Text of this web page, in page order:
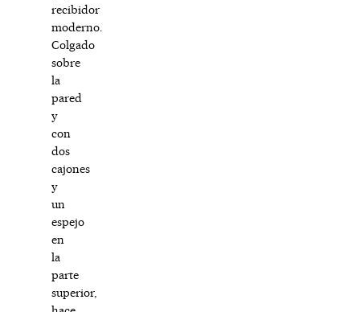
recibidor
moderno.
Colgado
sobre
la
pared
y
con
dos
cajones
y
un
espejo
en
la
parte
superior,